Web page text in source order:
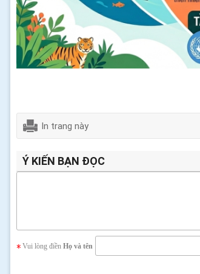
In trang này
Ý KIẾN BẠN ĐỌC
Vui lòng điền Họ và tên